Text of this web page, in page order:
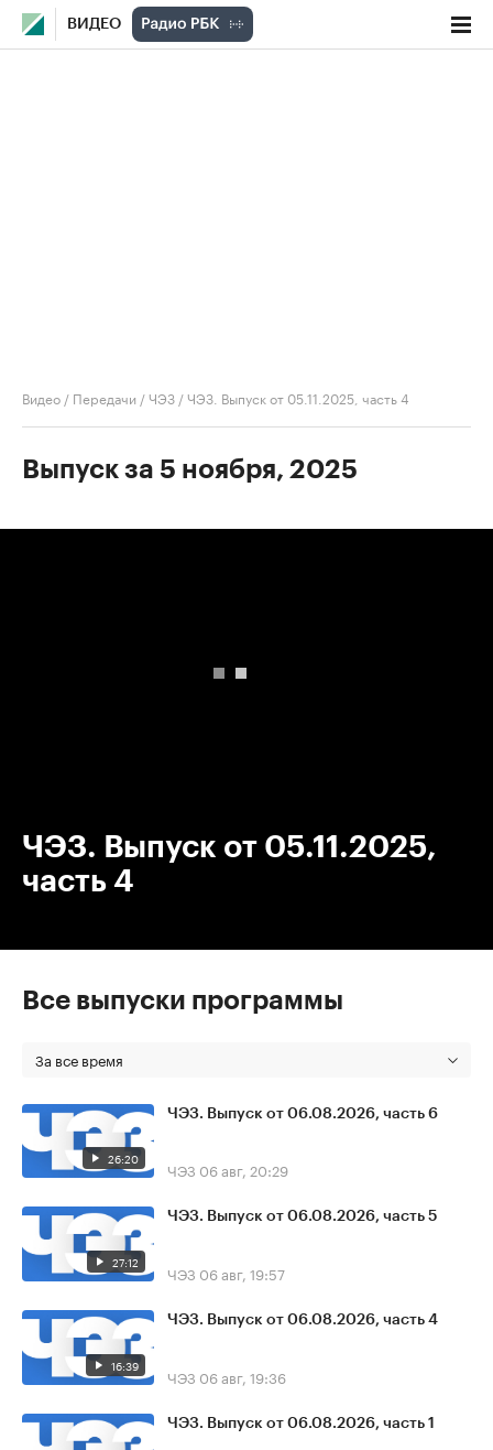
ВИДЕО
Видео / Передачи /ЧЭЗ /ЧЭЗ. Выпуск от 05.11.2025, часть 4
Выпуск за 5 ноября, 2025
ЧЭЗ. Выпуск от 05.11.2025,
часть 4
Все выпуски программы
За все время
26:20
ЧЭЗ. Выпуск от 06.08.2026, часть 6
ЧЭЗ 06 авг, 20:29
27:12
ЧЭЗ. Выпуск от 06.08.2026, часть 5
ЧЭЗ 06 авг, 19:57
16:39
ЧЭЗ. Выпуск от 06.08.2026, часть 4
ЧЭЗ 06 авг, 19:36
ЧЭЗ. Выпуск от 06.08.2026, часть 1